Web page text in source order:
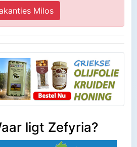
Milos
ligt Zefyria?